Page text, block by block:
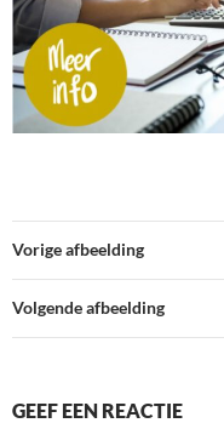
Vorige afbeelding
Volgende afbeelding
GEEF EEN REACTIE